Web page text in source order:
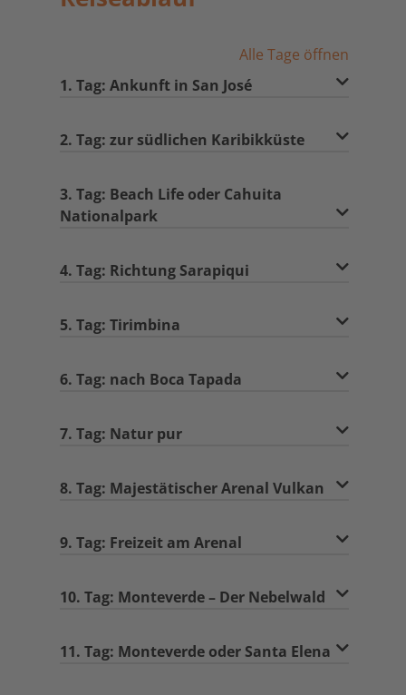
Alle Tage öffnen
1. Tag: Ankunft in San José
2. Tag: zur südlichen Karibikküste
3. Tag: Beach Life oder Cahuita
Nationalpark
4. Tag: Richtung Sarapiqui
5. Tag: Tirimbina
6. Tag: nach Boca Tapada
7. Tag: Natur pur
8. Tag: Majestätischer Arenal Vulkan
9. Tag: Freizeit am Arenal
10. Tag: Monteverde – Der Nebelwald
11. Tag: Monteverde oder Santa Elena